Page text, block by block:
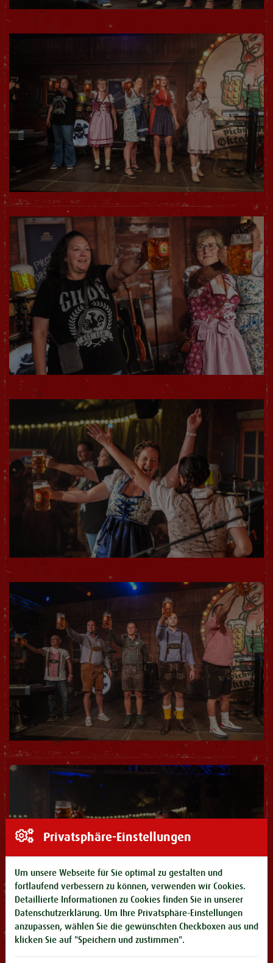
Privatsphäre-Einstellungen
Um unsere Webseite für Sie optimal zu gestalten und
fortlaufend verbessern zu können, verwenden wir Cookies.
Detaillierte Informationen zu Cookies finden Sie in unserer
Datenschutzerklärung. Um Ihre Privatsphäre-Einstellungen
anzupassen, wählen Sie die gewünschten Checkboxen aus und
klicken Sie auf "Speichern und zustimmen".